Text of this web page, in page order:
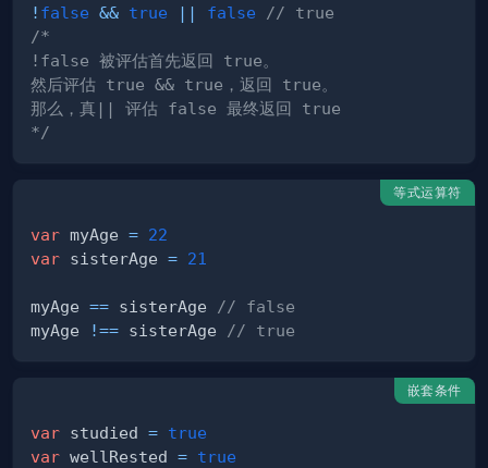
! false && true || false
// true
*/
等式运算符
var myAge = 22
var sisterAge = 21
myAge == sisterAge
// false
myAge
!== sisterAge // true
嵌套条件
var studied = true
var wellRested = true